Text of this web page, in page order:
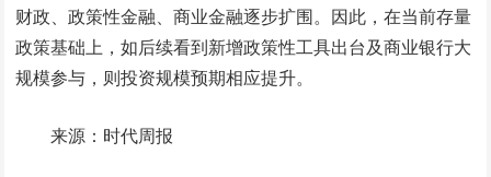
财政、政策性金融、商业金融逐步扩围。因此，在当前存量
政策基础上，如后续看到新增政策性工具出台及商业银行大
规模参与，则投资规模预期相应提升。
来源：时代周报